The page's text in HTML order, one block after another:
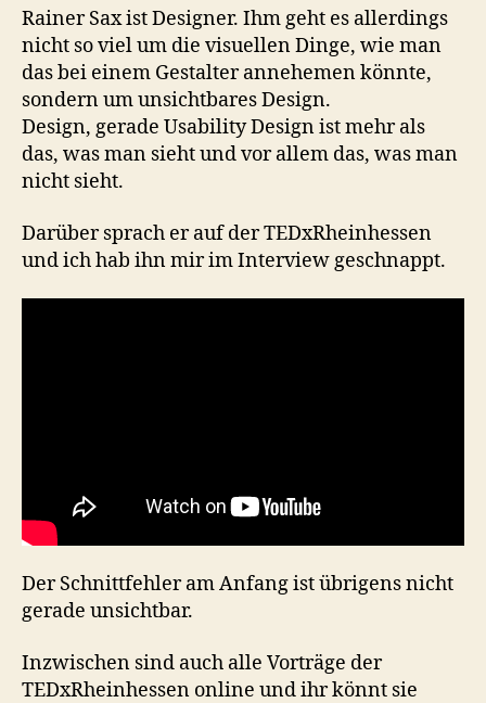
Rainer Sax ist Designer. Ihm geht es allerdings
nicht so viel um die visuellen Dinge, wie man
das bei einem Gestalter annehemen könnte,
sondern um unsichtbares Design.
Design, gerade Usability Design ist mehr als
das, was man sieht und vor allem das, was man
nicht sieht.
Darüber sprach er auf der TEDxRheinhessen
und ich hab ihn mir im Interview geschnappt.
Der Schnittfehler am Anfang ist übrigens nicht
gerade unsichtbar.
Inzwischen sind auch alle Vorträge der
TEDxRheinhessen online und ihr könnt sie